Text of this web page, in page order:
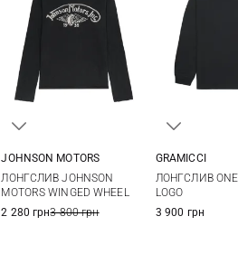
JOHNSON MOTORS
ЛОНГСЛИВ JOHNSON
MOTORS WINGED WHEEL
2 280 грн3 800 грн
GRAMICCI
ЛОНГСЛИВ ONE
LOGO
3 900 грн